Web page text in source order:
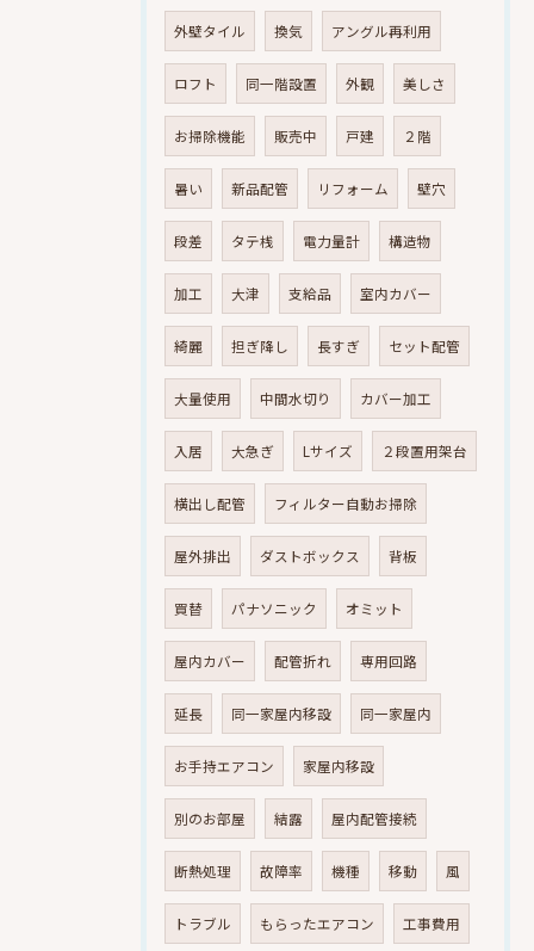
外壁タイル 換気 アングル再利用
ロフト 同一階設置 外観 美しさ
お掃除機能 販売中 戸建 ２階
暑い 新品配管 リフォーム 壁穴
段差 タテ桟 電力量計 構造物
加工 大津 支給品 室内カバー
綺麗 担ぎ降し 長すぎ セット配管
大量使用 中間水切り カバー加工
入居 大急ぎ Lサイズ ２段置用架台
横出し配管 フィルター自動お掃除
屋外排出 ダストボックス 背板
買替 パナソニック オミット
屋内カバー 配管折れ 専用回路
延長 同一家屋内移設 同一家屋内
お手持エアコン 家屋内移設
別のお部屋 結露 屋内配管接続
断熱処理 故障率 機種 移動 風
トラブル もらったエアコン 工事費用